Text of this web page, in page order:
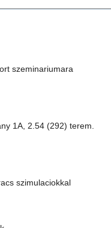
szeminariumara
1A, 2.54 (292) terem.
szimulaciokkal